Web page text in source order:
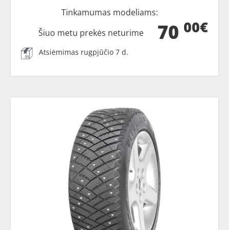
Tinkamumas modeliams:
70 00€
Šiuo metu prekės neturime
Atsiėmimas rugpjūčio 7 d.